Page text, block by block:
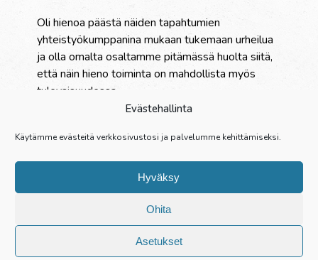
Evästehallinta
Käytämme evästeitä verkkosivustosi ja palvelumme kehittämiseksi.
Hyväksy
Ohita
Asetukset
Oli hienoa päästä näiden tapahtumien
yhteistyökumppanina mukaan tukemaan urheilua
ja olla omalta osaltamme pitämässä huolta siitä,
että näin hieno toiminta on mahdollista myös
tulevaisuudessa.
Palvelut
Opisto
About